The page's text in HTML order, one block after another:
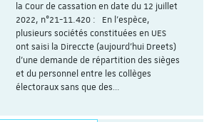
la Cour de cassation en date du 12 juillet
2022, n°21-11.420 : En l’espèce,
plusieurs sociétés constituées en UES
ont saisi la Direccte (aujourd’hui Dreets)
d'une demande de répartition des sièges
et du personnel entre les collèges
électoraux sans que des…